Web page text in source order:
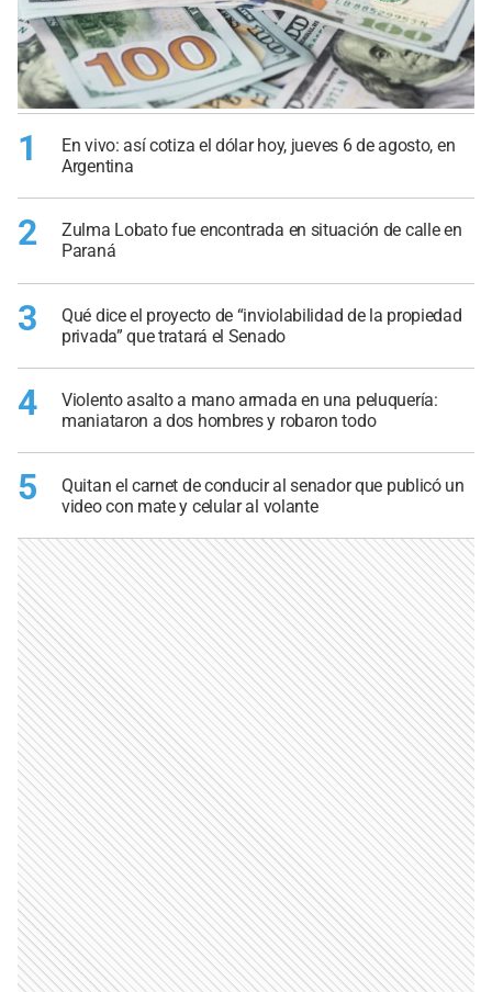
1
En vivo: así cotiza el dólar hoy, jueves 6 de agosto, en
Argentina
2
Zulma Lobato fue encontrada en situación de calle en
Paraná
3
Qué dice el proyecto de “inviolabilidad de la propiedad
privada” que tratará el Senado
4
Violento asalto a mano armada en una peluquería:
maniataron a dos hombres y robaron todo
5
Quitan el carnet de conducir al senador que publicó un
video con mate y celular al volante